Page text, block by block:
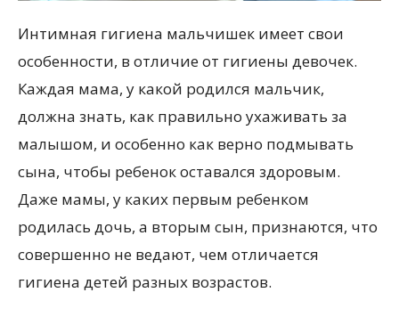
Интимная гигиена мальчишек имеет свои
особенности, в отличие от гигиены девочек.
Каждая мама, у какой родился мальчик,
должна знать, как правильно ухаживать за
малышом, и особенно как верно подмывать
сына, чтобы ребенок оставался здоровым.
Даже мамы, у каких первым ребенком
родилась дочь, а вторым сын, признаются, что
совершенно не ведают, чем отличается
гигиена детей разных возрастов.